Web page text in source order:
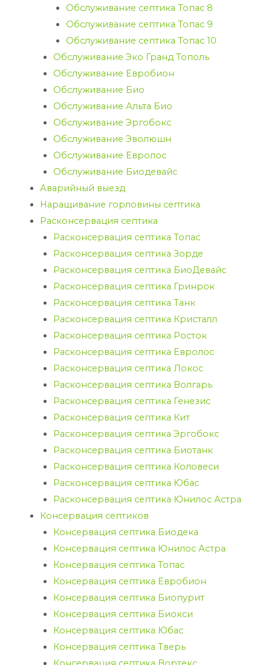
Обслуживание септика Топас 8
Обслуживание септика Топас 9
Обслуживание септика Топас 10
Обслуживание Эко Гранд Тополь
Обслуживание Евробион
Обслуживание Био
Обслуживание Альта Био
Обслуживание Эргобокс
Обслуживание Эволюшн
Обслуживание Евролос
Обслуживание Биодевайс
Аварийный выезд
Наращивание горловины септика
Расконсервация септика
Расконсервация септика Топас
Расконсервация септика Зорде
Расконсервация септика БиоДевайс
Расконсервация септика Гринрок
Расконсервация септика Танк
Расконсервация септика Кристалл
Расконсервация септика Росток
Расконсервация септика Евролос
Расконсервация септика Локос
Расконсервация септика Волгарь
Расконсервация септика Генезис
Расконсервация септика Кит
Расконсервация септика Эргобокс
Расконсервация септика Биотанк
Расконсервация септика Коловеси
Расконсервация септика Юбас
Расконсервация септика Юнилос Астра
Консервация септиков
Консервация септика Биодека
Консервация септика Юнилос Астра
Консервация септика Топас
Консервация септика Евробион
Консервация септика Биопурит
Консервация септика Биокси
Консервация септика Юбас
Консервация септика Тверь